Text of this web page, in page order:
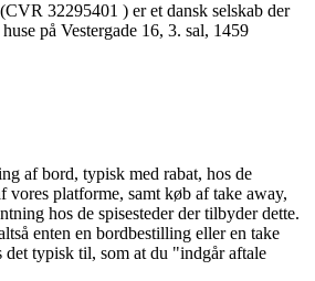
32295401 ) er et dansk selskab der
på Vestergade 16, 3. sal, 1459
af bord, typisk med rabat, hos de
vores platforme, samt køb af take away,
hos de spisesteder der tilbyder dette.
enten en bordbestilling eller en take
det typisk til, som at du "indgår aftale